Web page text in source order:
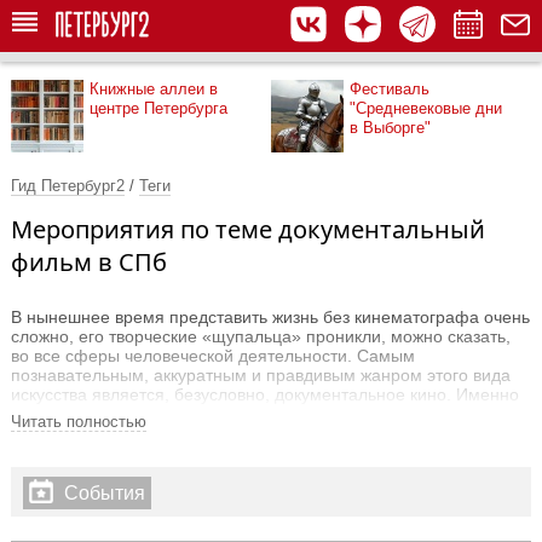
Книжные аллеи в
центре Петербурга
Фестиваль
"Средневековые дни
в Выборге"
Гид Петербург2 / Теги
Мероприятия по теме документальный
фильм в СПб
В нынешнее время представить жизнь без кинематографа очень
сложно, его творческие «щупальца» проникли, можно сказать,
во все сферы человеческой деятельности. Самым
познавательным, аккуратным и правдивым жанром этого вида
искусства является, безусловно, документальное кино. Именно
с его помощью мы можем узнать о жизни в самых отдаленных
уголках земли, дикой природе или безграничных галактиках.
Телеканалы являются основными заказчиками документальных
Читать полностью
События